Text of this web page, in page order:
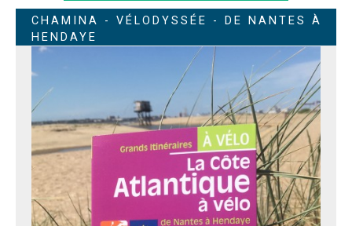
CHAMINA - VÉLODYSSÉE - DE NANTES À
HENDAYE